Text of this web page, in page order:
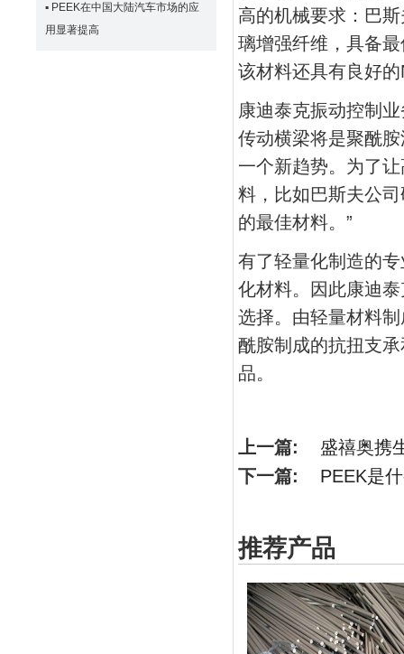
▪ PEEK在中国大陆汽车市场的应
用显著提高
高的机械要求：巴
璃增强纤维，具备
该材料还具有良好
康迪泰克振动控制
传动横梁将是聚酰
一个新趋势。为了
料，比如巴斯夫公
的最佳材料。”
有了轻量化制造的
化材料。因此康迪
选择。由轻量材料
酰胺制成的抗扭支
品。
上一篇: 盛禧奥携
下一篇: PEEK是
推荐产品